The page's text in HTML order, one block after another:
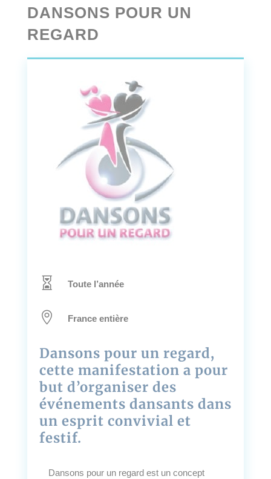
DANSONS POUR UN
REGARD
 Toute l’année
 France entière
Dansons pour un regard,
cette manifestation a pour
but d’organiser des
événements dansants dans
un esprit convivial et
festif.
Dansons pour un regard est un concept